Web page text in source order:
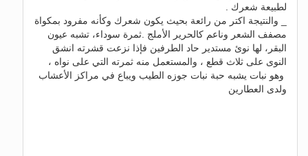
لطبيعة شعرك .
_ والنتيجة اكتر من رائعة بحيث يكون شعرك وكأنه مفرود بمكواة
مصفف الشعر وناعم كالحرير الأملج .ثمرة سوداء، تشبه عيون
البقر، لها نوئ مستدير حاد الطرفين فإذا نزعت قشرته انشق
النوى على ثلاث قطع ، والمستعمل منه ثمرته التي على نواه ،
وهو نبات يشبه حبة نبات جوزه الطيب ويباع في مراكز الأعشاب
ولدى العطارين